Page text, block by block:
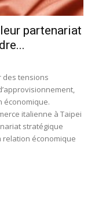
partenariat
des tensions
économique.
italienne à Taipei
stratégique
relation économique